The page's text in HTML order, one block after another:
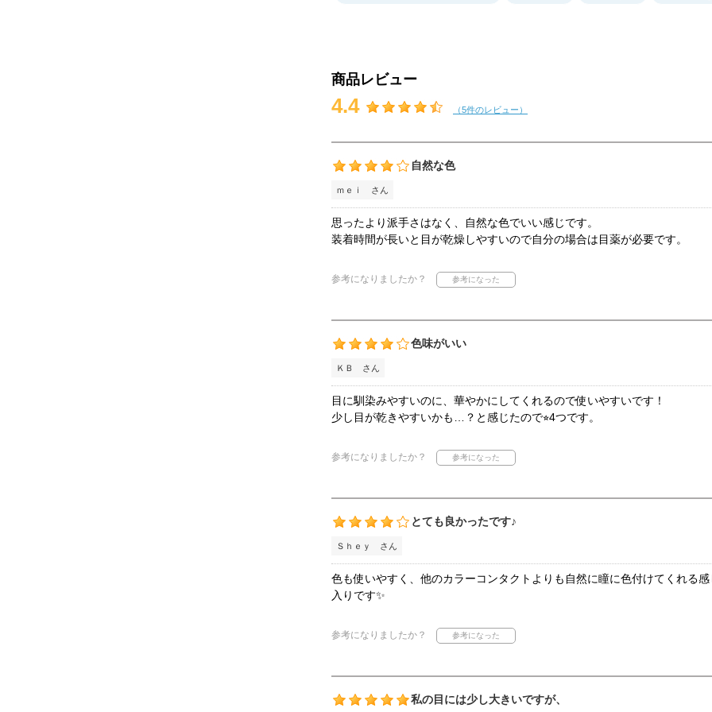
商品レビュー
4.4 （5件のレビュー）
自然な色
ｍｅｉ さん
思ったより派手さはなく、自然な色でいい感じです。
装着時間が長いと目が乾燥しやすいので自分の場合は目薬が必要です。
参考になりましたか？
色味がいい
ＫＢ さん
目に馴染みやすいのに、華やかにしてくれるので使いやすいです！
少し目が乾きやすいかも…？と感じたので⭐︎4つです。
参考になりましたか？
とても良かったです♪
Ｓｈｅｙ さん
色も使いやすく、他のカラーコンタクトよりも自然に瞳に色付けてくれる
入りです✨
参考になりましたか？
私の目には少し大きいですが、